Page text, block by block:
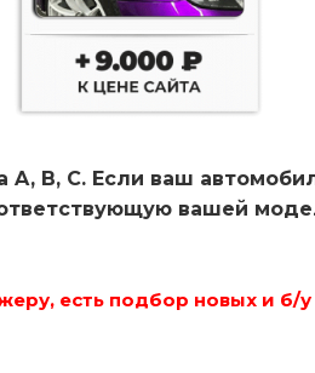
B, C. Если ваш
вашей
есть подбор новых и б/у